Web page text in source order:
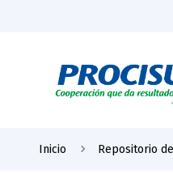
Inicio Repositorio